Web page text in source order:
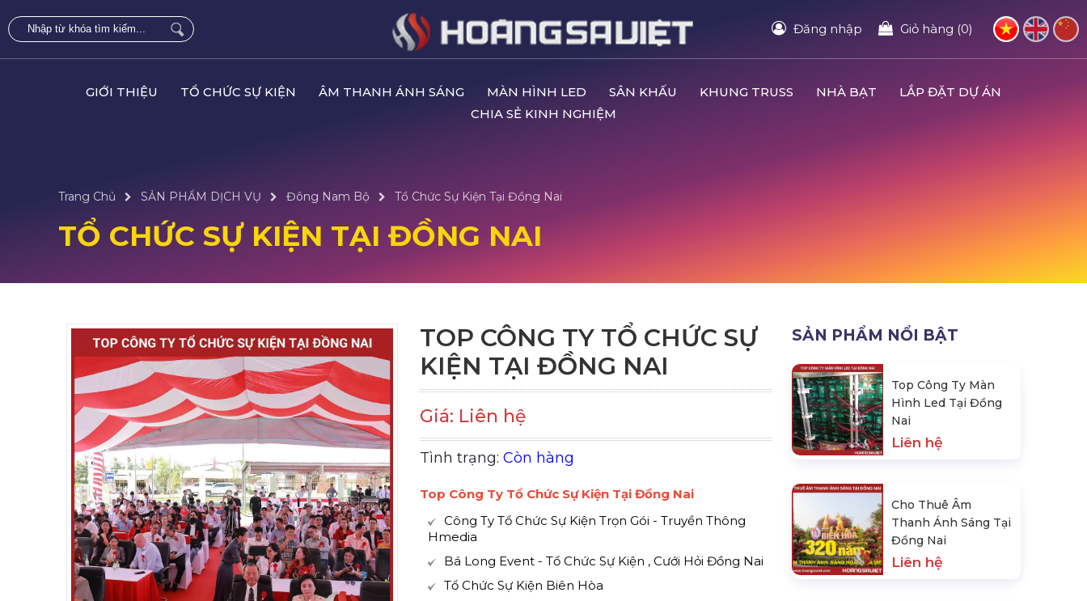
Đăng nhập Giỏ hàng (0)
GIỚI THIỆU TỔ CHỨC SỰ KIỆN ÂM THANH ÁNH SÁNG MÀN HÌNH LED SÂN KHẤU KHUNG TRUSS NHÀ BẠT
LẮP ĐẶT DỰ ÁN
CHIA SẺ KINH NGHIỆM
Trang Chủ SẢN PHẨM DỊCH VỤ Đông Nam Bộ Tổ Chức Sự Kiện Tại Đồng Nai
TỔ CHỨC SỰ KIỆN TẠI ĐỒNG NAI
TOP CÔNG TY TỔ CHỨC SỰ
KIỆN TẠI ĐỒNG NAI
Giá: Liên hệ
Tình trạng: Còn hàng
Top Công Ty Tổ Chức Sự Kiện Tại Đồng Nai
Công Ty Tổ Chức Sự Kiện Trọn Gói - Truyền Thông
Hmedia
Bá Long Event - Tổ Chức Sự Kiện , Cưới Hỏi Đồng Nai
Tổ Chức Sự Kiện Biên Hòa
SẢN PHẨM NỔI BẬT
Top Công Ty Màn
Hình Led Tại Đồng
Nai
Liên hệ
Cho Thuê Âm
Thanh Ánh Sáng Tại
Đồng Nai
Liên hệ